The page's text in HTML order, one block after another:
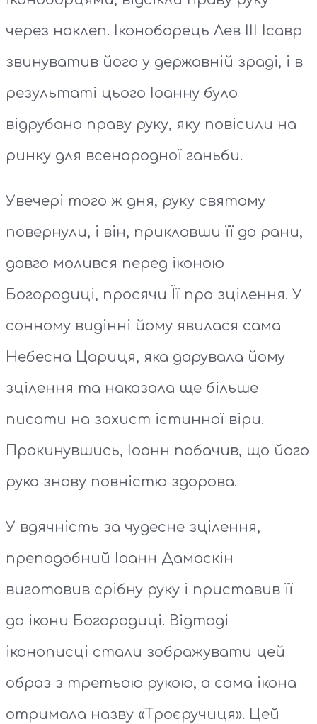
через наклеп. Іконоборець Лев III Ісавр
звинуватив його у державній зраді, і в
результаті цього Іоанну було
відрубано праву руку, яку повісили на
ринку для всенародної ганьби.
Увечері того ж дня, руку святому
повернули, і він, приклавши її до рани,
довго молився перед іконою
Богородиці, просячи Її про зцілення. У
сонному видінні йому явилася сама
Небесна Цариця, яка дарувала йому
зцілення та наказала ще більше
писати на захист істинної віри.
Прокинувшись, Іоанн побачив, що його
рука знову повністю здорова.
У вдячність за чудесне зцілення,
преподобний Іоанн Дамаскін
виготовив срібну руку і приставив її
до ікони Богородиці. Відтоді
іконописці стали зображувати цей
образ з третьою рукою, а сама ікона
отримала назву «Троєручиця». Цей